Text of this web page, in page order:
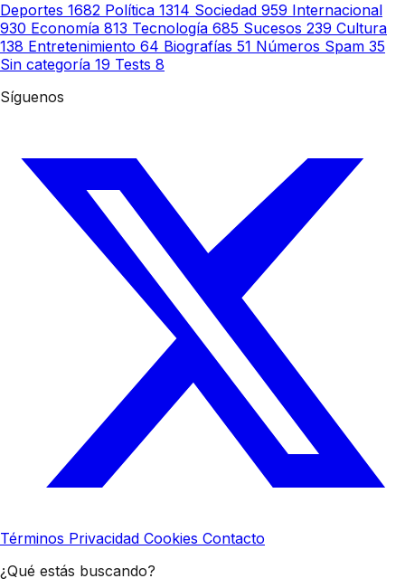
Deportes 1682 Política 1314 Sociedad 959 Internacional
930 Economía 813 Tecnología 685 Sucesos 239 Cultura
138 Entretenimiento 64 Biografías 51 Números Spam 35
Sin categoría 19 Tests 8
Síguenos
Términos Privacidad Cookies Contacto
¿Qué estás buscando?